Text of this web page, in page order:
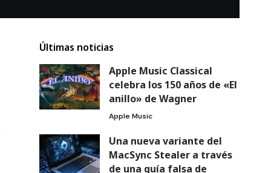
Últimas noticias
Apple Music Classical
celebra los 150 años de «El
anillo» de Wagner
Apple Music
Una nueva variante del
MacSync Stealer a través
de una guía falsa de